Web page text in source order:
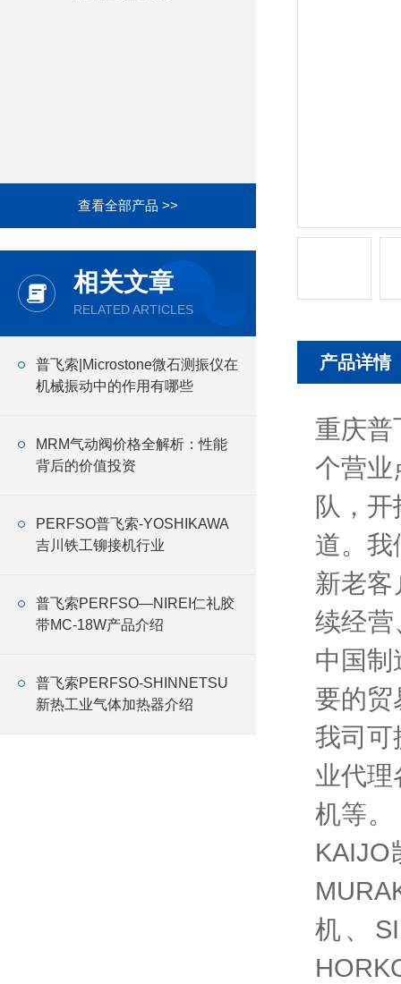
查看全部产品 >>
相关文章
RELATED ARTICLES
普飞索|Microstone微石测振仪在
机械振动中的作用有哪些
MRM气动阀价格全解析：性能
背后的价值投资
PERFSO普飞索-YOSHIKAWA
吉川铁工铆接机行业
普飞索PERFSO—NIREI仁礼胶
带MC-18W产品介绍
普飞索PERFSO-SHINNETSU
新热工业气体加热器介绍
产品详情
重庆普
个营业
队，
道。我
新老
续经
中国制
要的贸
我司可
业代理
机等。
KAIJO
机、